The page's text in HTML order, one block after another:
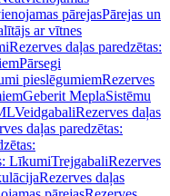
pārejasPārejas un
ar vītnes
Rezerves daļas paredzētas:
Pārsegi
pieslēgumiemRezerves
Geberit MeplaSistēmu
VeidgabaliRezerves daļas
daļas paredzētas:
LīkumiTrejgabaliRezerves
Rezerves daļas